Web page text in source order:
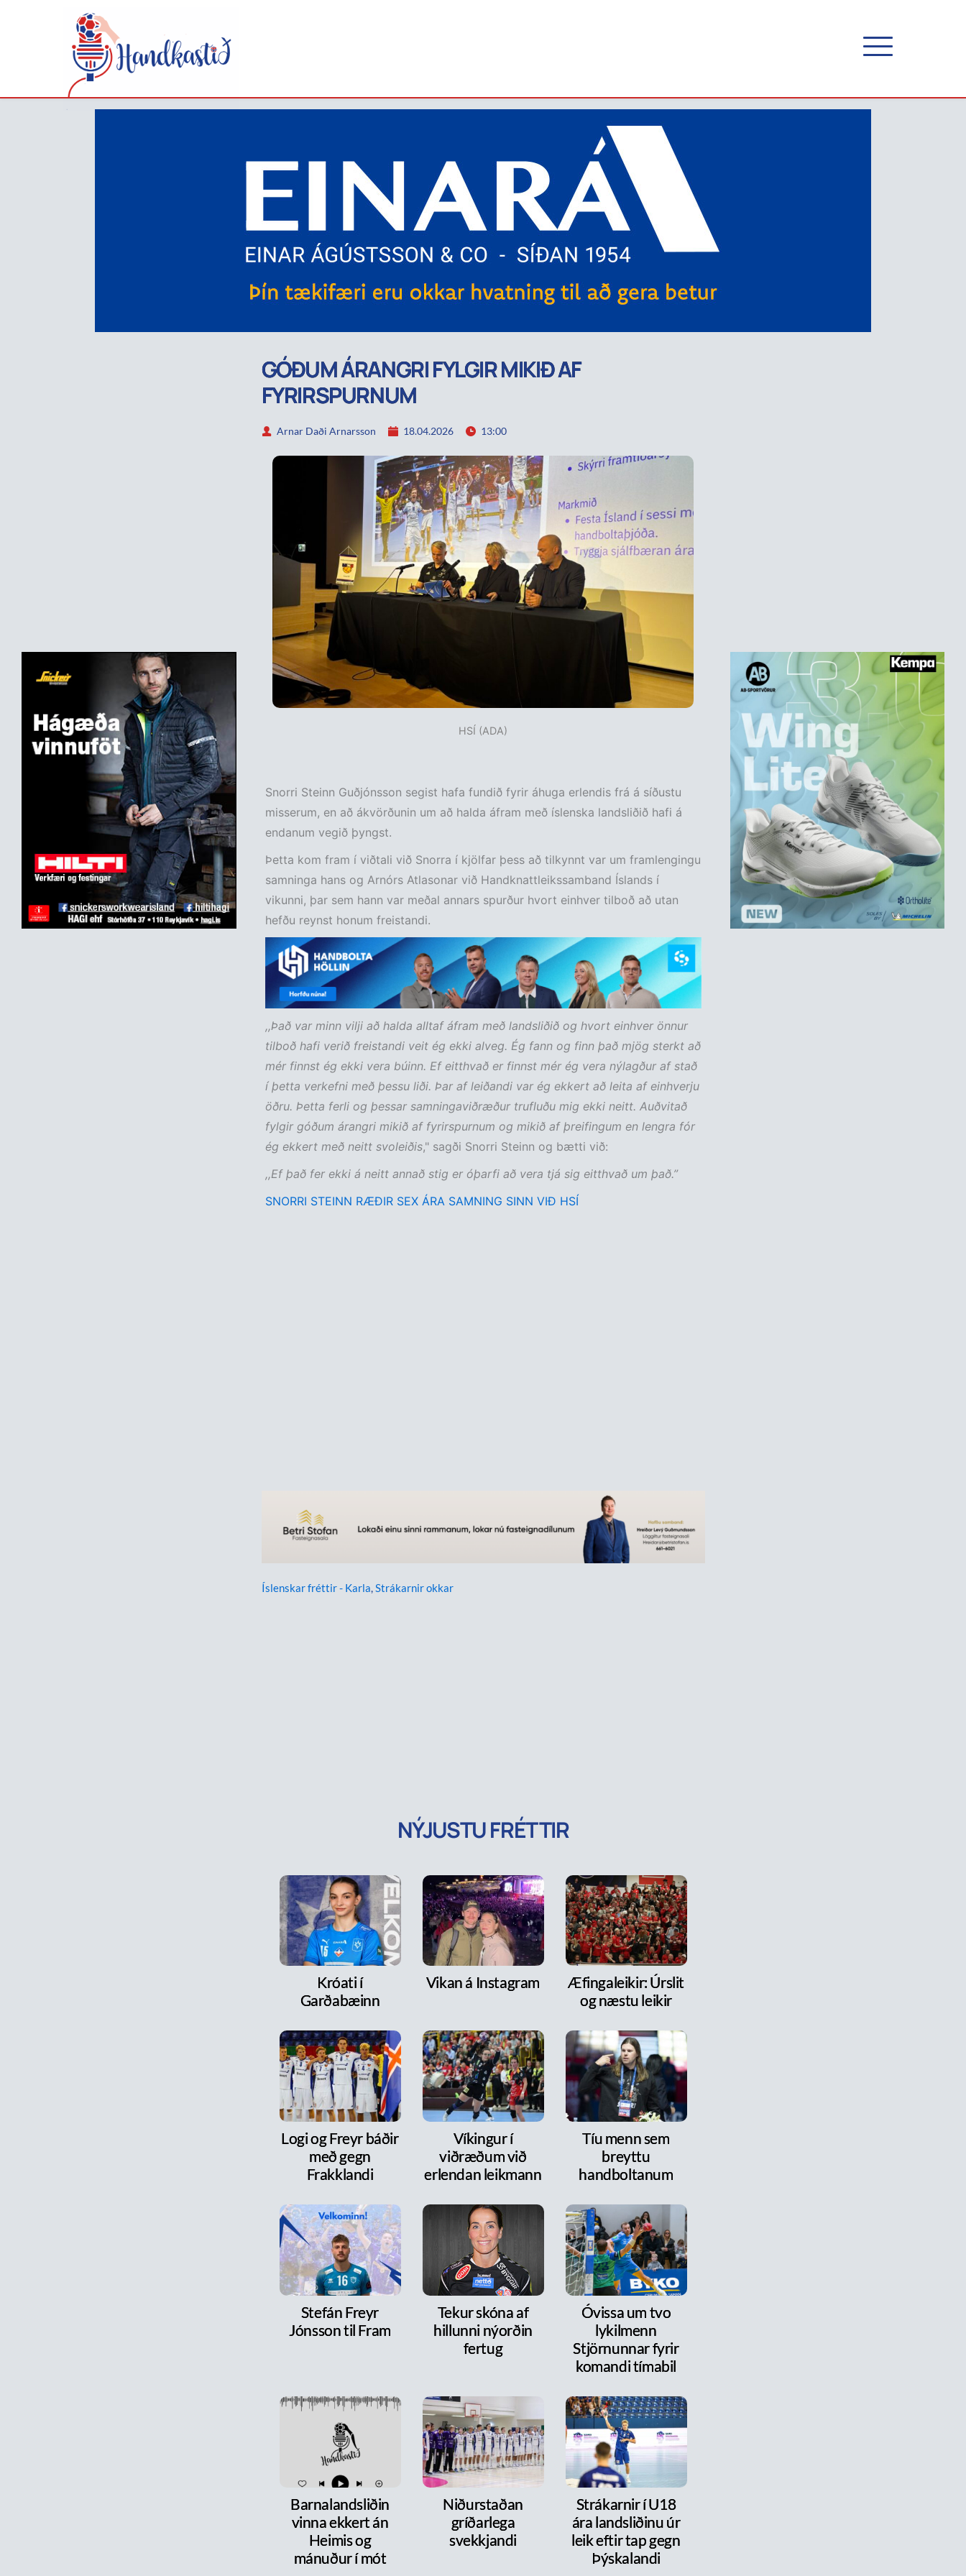
GÓÐUM ÁRANGRI FYLGIR MIKIÐ AF
FYRIRSPURNUM
Arnar Daði Arnarsson 18.04.2026 13:00
HSÍ (ADA)
Snorri Steinn Guðjónsson segist hafa fundið fyrir áhuga erlendis frá á síðustu
misserum, en að ákvörðunin um að halda áfram með íslenska landsliðið hafi á
endanum vegið þyngst.
Þetta kom fram í viðtali við Snorra í kjölfar þess að tilkynnt var um framlengingu
samninga hans og Arnórs Atlasonar við Handknattleikssamband Íslands í
vikunni, þar sem hann var meðal annars spurður hvort einhver tilboð að utan
hefðu reynst honum freistandi.
,,Það var minn vilji að halda alltaf áfram með landsliðið og hvort einhver önnur
tilboð hafi verið freistandi veit ég ekki alveg. Ég fann og finn það mjög sterkt að
mér finnst ég ekki vera búinn. Ef eitthvað er finnst mér ég vera nýlagður af stað
í þetta verkefni með þessu liði. Þar af leiðandi var ég ekkert að leita af einhverju
öðru. Þetta ferli og þessar samningaviðræður trufluðu mig ekki neitt. Auðvitað
fylgir góðum árangri mikið af fyrirspurnum og mikið af þreifingum en lengra fór
ég ekkert með neitt svoleiðis," sagði Snorri Steinn og bætti við:
,,Ef það fer ekki á neitt annað stig er óþarfi að vera tjá sig eitthvað um það.”
SNORRI STEINN RÆÐIR SEX ÁRA SAMNING SINN VIÐ HSÍ
Íslenskar fréttir - Karla,Strákarnir okkar
NÝJUSTU FRÉTTIR
Króati í
Garðabæinn
Vikan á Instagram
Æfingaleikir: Úrslit
og næstu leikir
Logi og Freyr báðir
með gegn
Frakklandi
Víkingur í
viðræðum við
erlendan leikmann
Tíu menn sem
breyttu
handboltanum
Stefán Freyr
Jónsson til Fram
Tekur skóna af
hillunni nýorðin
fertug
Óvissa um tvo
lykilmenn
Stjörnunnar fyrir
komandi tímabil
Barnalandsliðin
vinna ekkert án
Heimis og
mánuður í mót
Niðurstaðan
gríðarlega
svekkjandi
Strákarnir í U18
ára landsliðinu úr
leik eftir tap gegn
Þýskalandi